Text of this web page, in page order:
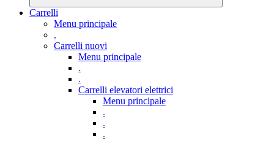
Carrelli
Menu principale
.
Carrelli nuovi
Menu principale
.
.
Carrelli elevatori elettrici
Menu principale
.
.
.